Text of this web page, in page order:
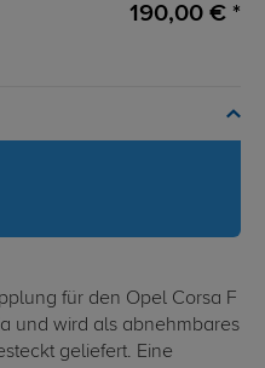
190,00 € *
für den Opel Corsa F
und wird als abnehmbares
geliefert. Eine